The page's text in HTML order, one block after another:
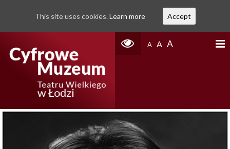
A A A
This site uses cookies. Learn more Accept